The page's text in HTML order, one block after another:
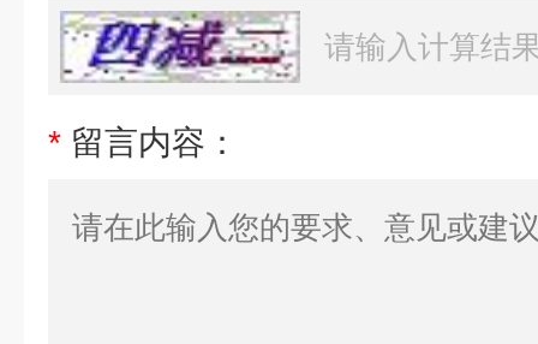
* 留言内容：